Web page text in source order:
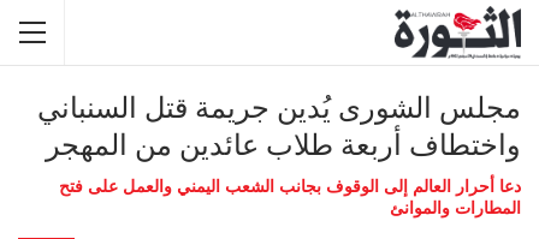
مجلس الشورى يُدين جريمة قتل السنباني
واختطاف أربعة طلاب عائدين من المهجر
دعا أحرار العالم إلى الوقوف بجانب الشعب اليمني والعمل على فتح
المطارات والموانئ